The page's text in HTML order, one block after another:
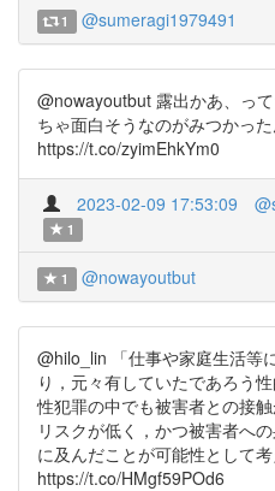
1 @sumeragi1979491
@nowayoutbut 露出かあ、っ
ちゃ面白そうなのがみつかっ
https://t.co/zyimEhkYm0
2023-02-09 17:53:09
1
1 @nowayoutbut
@hilo_lin 「仕事や家庭生活等
り，元々有していたであろう
性犯罪の中でも被害者との接
リスクが低く，かつ被害者へ
に及んだことが可能性として考
https://t.co/HMgf59POd6